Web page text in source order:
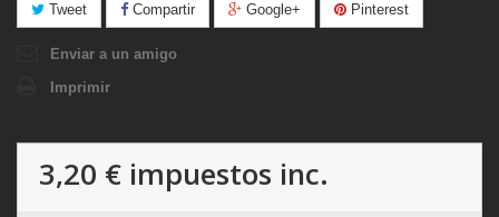
Tweet Compartir Google+ Pinterest
Enviar a un amigo
Imprimir
3,20 € impuestos inc.